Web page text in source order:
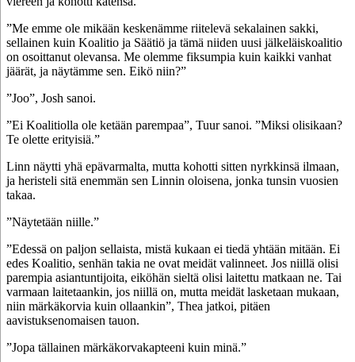
”Me emme ole mikään keskenämme riitelevä sekalainen sakki,
sellainen kuin Koalitio ja Säätiö ja tämä niiden uusi jälkeläiskoalitio
on osoittanut olevansa. Me olemme fiksumpia kuin kaikki vanhat
jäärät, ja näytämme sen. Eikö niin?”
”Joo”, Josh sanoi.
”Ei Koalitiolla ole ketään parempaa”, Tuur sanoi. ”Miksi olisikaan?
Te olette erityisiä.”
Linn näytti yhä epävarmalta, mutta kohotti sitten nyrkkinsä ilmaan,
ja heristeli sitä enemmän sen Linnin oloisena, jonka tunsin vuosien
takaa.
”Näytetään niille.”
”Edessä on paljon sellaista, mistä kukaan ei tiedä yhtään mitään. Ei
edes Koalitio, senhän takia ne ovat meidät valinneet. Jos niillä olisi
parempia asiantuntijoita, eiköhän sieltä olisi laitettu matkaan ne. Tai
varmaan laitetaankin, jos niillä on, mutta meidät lasketaan mukaan,
niin märkäkorvia kuin ollaankin”, Thea jatkoi, pitäen
aavistuksenomaisen tauon.
”Jopa tällainen märkäkorvakapteeni kuin minä.”